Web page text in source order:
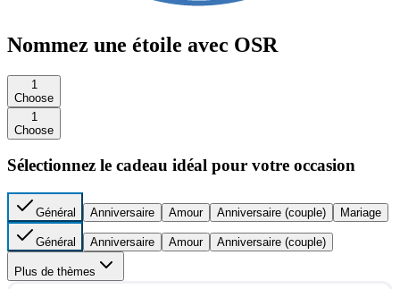
Nommez une étoile avec OSR
1
Choose
1
Choose
Sélectionnez le cadeau idéal pour votre occasion
Général Anniversaire Amour Anniversaire (couple) Mariage
Général Anniversaire Amour Anniversaire (couple)
Plus de thèmes